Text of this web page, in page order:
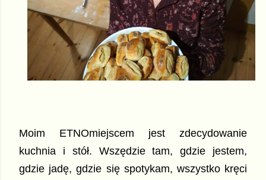
Moim ETNOmiejscem jest zdecydowanie
kuchnia i stół. Wszędzie tam, gdzie jestem,
gdzie jadę, gdzie się spotykam, wszystko kręci